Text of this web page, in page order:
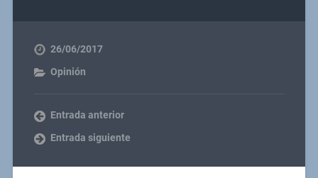
26/06/2017
Opinión
Entrada anterior
Entrada siguiente